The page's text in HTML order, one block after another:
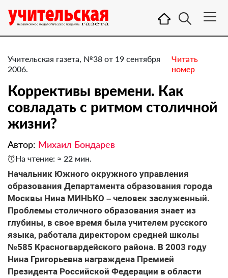
Учительская газета, №38 от 19 сентября
2006.
Читать
номер
Коррективы времени. Как
совладать с ритмом столичной
жизни?
Автор: Михаил Бондарев
На чтение: ≈ 22 мин.
Начальник Южного окружного управления
образования Департамента образования города
Москвы Нина МИНЬКО – человек заслуженный.
Проблемы столичного образования знает из
глубины, в свое время была учителем русского
языка, работала директором средней школы
№585 Красногвардейского района. В 2003 году
Нина Григорьевна награждена Премией
Президента Российской Федерации в области